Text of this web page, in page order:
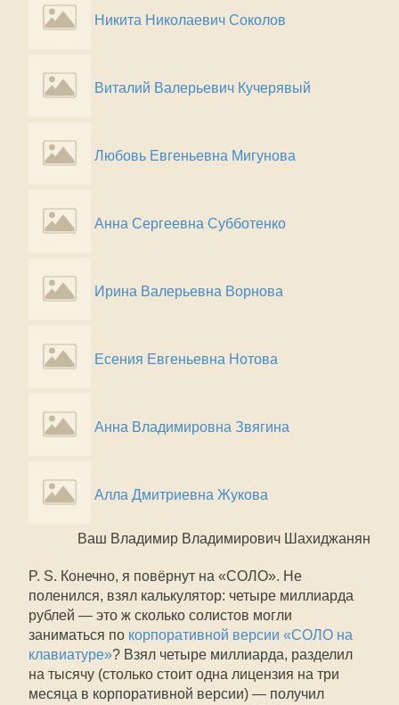
Никита Николаевич Соколов
Виталий Валерьевич Кучерявый
Любовь Евгеньевна Мигунова
Анна Сергеевна Субботенко
Ирина Валерьевна Ворнова
Есения Евгеньевна Нотова
Анна Владимировна Звягина
Алла Дмитриевна Жукова
Ваш Владимир Владимирович Шахиджанян
P. S. Конечно, я повёрнут на «СОЛО». Не
поленился, взял калькулятор: четыре миллиарда
рублей — это ж сколько солистов могли
заниматься по корпоративной версии «СОЛО на
клавиатуре»? Взял четыре миллиарда, разделил
на тысячу (столько стоит одна лицензия на три
месяца в корпоративной версии) — получил